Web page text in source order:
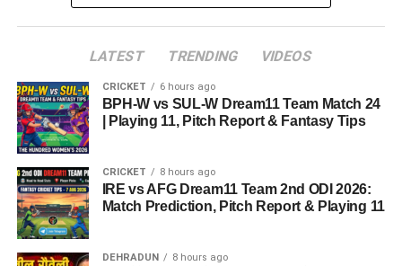
LATEST TRENDING VIDEOS
CRICKET 6 hours ago
BPH-W vs SUL-W Dream11 Team Match 24
| Playing 11, Pitch Report & Fantasy Tips
CRICKET 8 hours ago
IRE vs AFG Dream11 Team 2nd ODI 2026:
Match Prediction, Pitch Report & Playing 11
DEHRADUN 8 hours ago